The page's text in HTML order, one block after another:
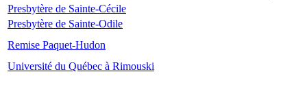
Presbytère de Sainte-Cécile
Presbytère de Sainte-Odile
Remise Paquet-Hudon
Université du Québec à Rimouski